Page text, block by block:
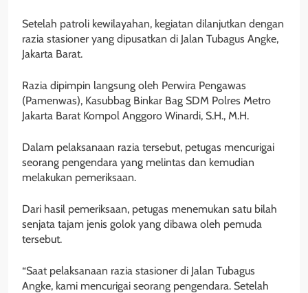
Setelah patroli kewilayahan, kegiatan dilanjutkan dengan
razia stasioner yang dipusatkan di Jalan Tubagus Angke,
Jakarta Barat.
Razia dipimpin langsung oleh Perwira Pengawas
(Pamenwas), Kasubbag Binkar Bag SDM Polres Metro
Jakarta Barat Kompol Anggoro Winardi, S.H., M.H.
Dalam pelaksanaan razia tersebut, petugas mencurigai
seorang pengendara yang melintas dan kemudian
melakukan pemeriksaan.
Dari hasil pemeriksaan, petugas menemukan satu bilah
senjata tajam jenis golok yang dibawa oleh pemuda
tersebut.
“Saat pelaksanaan razia stasioner di Jalan Tubagus
Angke, kami mencurigai seorang pengendara. Setelah